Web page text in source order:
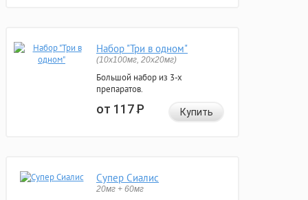
Набор "Три в одном"
(10x100мг, 20x20мг)
Большой набор из 3-х
препаратов.
от 117Р Купить
Супер Сиалис
20мг + 60мг